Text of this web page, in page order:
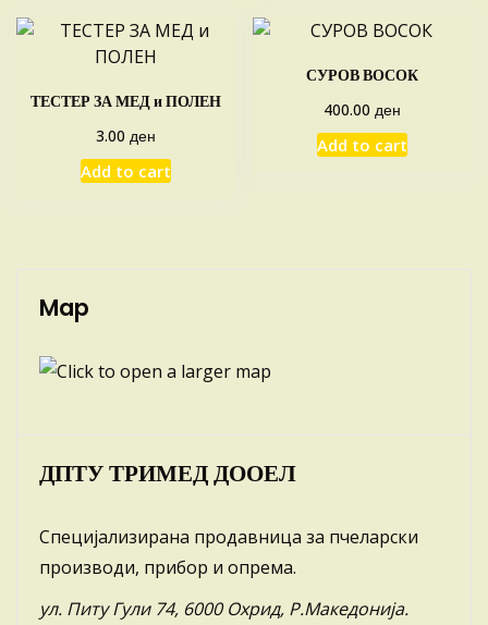
ТЕСТЕР ЗА МЕД и ПОЛЕН
3.00 ден
Add to cart
СУРОВ ВОСОК
400.00 ден
Add to cart
Map
ДПТУ ТРИМЕД ДООЕЛ
Специјализирана продавница за пчеларски
производи, прибор и опрема.
ул. Питу Гули 74, 6000 Охрид, Р.Македонија.